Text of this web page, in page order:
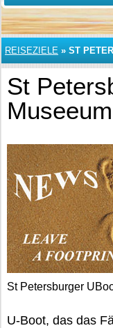
REISEZIELE » ST
St
Museeum
St Petersburger
U-Boot, das das